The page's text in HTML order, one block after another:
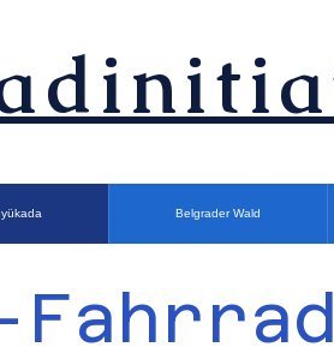
Belgrader Wald